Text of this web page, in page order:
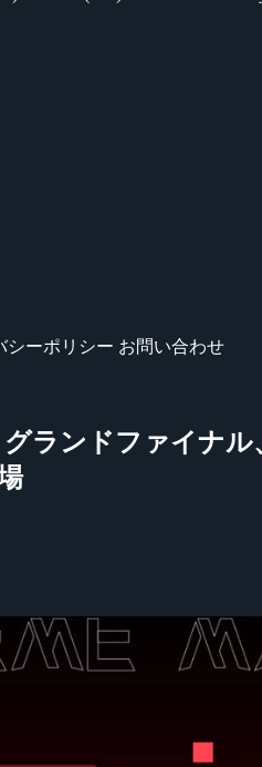
シーポリシー お問い合わせ
ランドファイナ